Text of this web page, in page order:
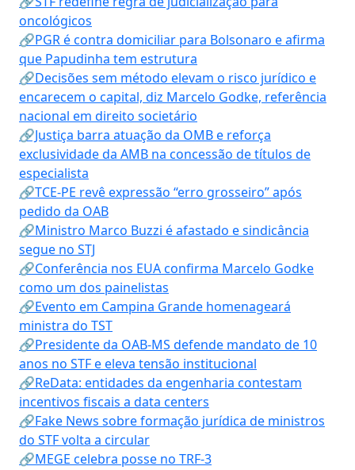
oncológicos
🔗PGR é contra domiciliar para Bolsonaro e afirma
que Papudinha tem estrutura
🔗Decisões sem método elevam o risco jurídico e
encarecem o capital, diz Marcelo Godke, referência
nacional em direito societário
🔗Justiça barra atuação da OMB e reforça
exclusividade da AMB na concessão de títulos de
especialista
🔗TCE-PE revê expressão “erro grosseiro” após
pedido da OAB
🔗Ministro Marco Buzzi é afastado e sindicância
segue no STJ
🔗Conferência nos EUA confirma Marcelo Godke
como um dos painelistas
🔗Evento em Campina Grande homenageará
ministra do TST
🔗Presidente da OAB-MS defende mandato de 10
anos no STF e eleva tensão institucional
🔗ReData: entidades da engenharia contestam
incentivos fiscais a data centers
🔗Fake News sobre formação jurídica de ministros
do STF volta a circular
🔗MEGE celebra posse no TRF-3